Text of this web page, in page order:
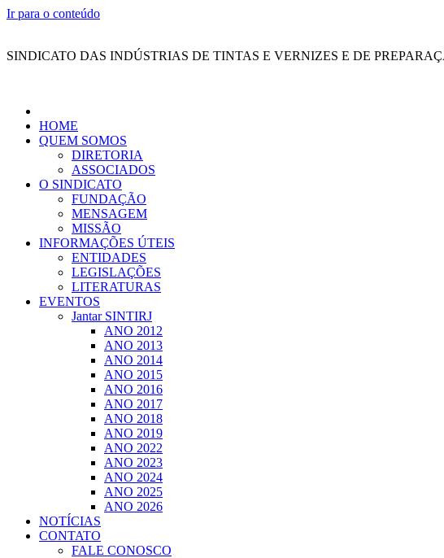
Ir para o conteúdo
SINDICATO DAS INDÚSTRIAS DE TINTAS E VERNIZES E DE
HOME
QUEM SOMOS
DIRETORIA
ASSOCIADOS
O SINDICATO
FUNDAÇÃO
MENSAGEM
MISSÃO
INFORMAÇÕES ÚTEIS
ENTIDADES
LEGISLAÇÕES
LITERATURAS
EVENTOS
Jantar SINTIRJ
ANO 2012
ANO 2013
ANO 2014
ANO 2015
ANO 2016
ANO 2017
ANO 2018
ANO 2019
ANO 2022
ANO 2023
ANO 2024
ANO 2025
ANO 2026
NOTÍCIAS
CONTATO
FALE CONOSCO